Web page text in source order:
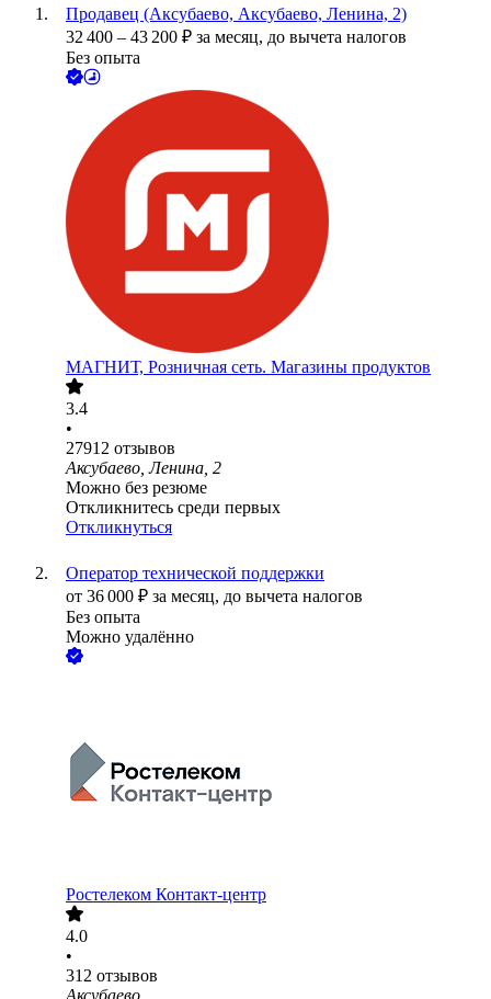
Продавец (Аксубаево, Аксубаево, Ленина, 2)
32 400 – 43 200 ₽ за месяц, до вычета налогов
Без опыта
МАГНИТ, Розничная сеть. Магазины продуктов
3.4
•
27912 отзывов
Аксубаево, Ленина, 2
Можно без резюме
Откликнитесь среди первых
Откликнуться
Оператор технической поддержки
от 36 000 ₽ за месяц, до вычета налогов
Без опыта
Можно удалённо
Ростелеком Контакт-центр
4.0
•
312 отзывов